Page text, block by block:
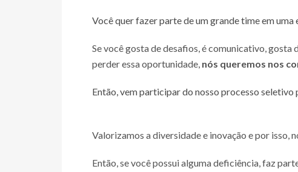
Você quer fazer parte de um grande time em uma
Se você gosta de desafios, é comunicativo,
perder essa oportunidade, nós queremos nos
Então, vem participar do nosso processo seletivo
Valorizamos a diversidade e inovação e por isso,
Então, se você possui alguma deficiência, faz